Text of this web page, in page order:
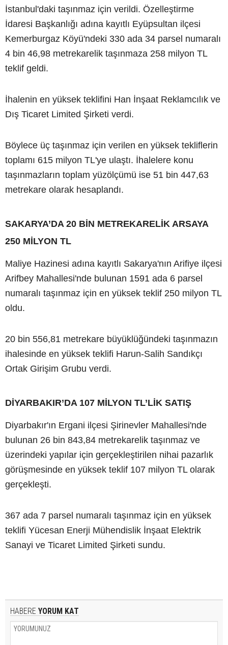
İstanbul'daki taşınmaz için verildi. Özelleştirme
İdaresi Başkanlığı adına kayıtlı Eyüpsultan ilçesi
Kemerburgaz Köyü'ndeki 330 ada 34 parsel numaralı
4 bin 46,98 metrekarelik taşınmaza 258 milyon TL
teklif geldi.
İhalenin en yüksek teklifini Han İnşaat Reklamcılık ve
Dış Ticaret Limited Şirketi verdi.
Böylece üç taşınmaz için verilen en yüksek tekliflerin
toplamı 615 milyon TL'ye ulaştı. İhalelere konu
taşınmazların toplam yüzölçümü ise 51 bin 447,63
metrekare olarak hesaplandı.
SAKARYA’DA 20 BİN METREKARELİK ARSAYA
250 MİLYON TL
Maliye Hazinesi adına kayıtlı Sakarya'nın Arifiye ilçesi
Arifbey Mahallesi'nde bulunan 1591 ada 6 parsel
numaralı taşınmaz için en yüksek teklif 250 milyon TL
oldu.
20 bin 556,81 metrekare büyüklüğündeki taşınmazın
ihalesinde en yüksek teklifi Harun-Salih Sandıkçı
Ortak Girişim Grubu verdi.
DİYARBAKIR’DA 107 MİLYON TL’LİK SATIŞ
Diyarbakır'ın Ergani ilçesi Şirinevler Mahallesi'nde
bulunan 26 bin 843,84 metrekarelik taşınmaz ve
üzerindeki yapılar için gerçekleştirilen nihai pazarlık
görüşmesinde en yüksek teklif 107 milyon TL olarak
gerçekleşti.
367 ada 7 parsel numaralı taşınmaz için en yüksek
teklifi Yücesan Enerji Mühendislik İnşaat Elektrik
Sanayi ve Ticaret Limited Şirketi sundu.
HABERE YORUM KAT